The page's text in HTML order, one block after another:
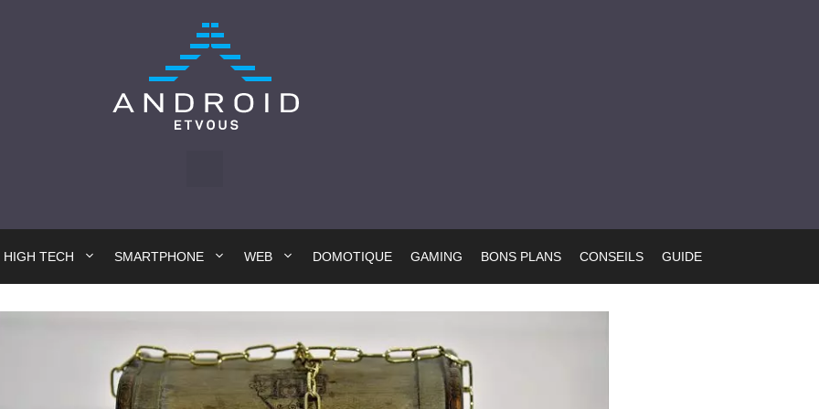
HIGH TECH SMARTPHONE WEB DOMOTIQUE GAMING BONS PLANS CONSEILS GUIDE